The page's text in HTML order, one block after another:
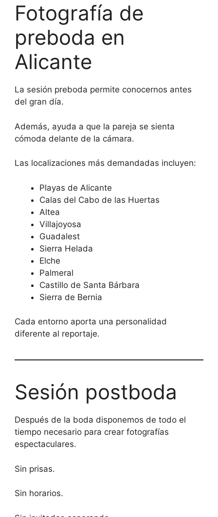
Fotografía de
preboda en
Alicante
La sesión preboda permite conocernos antes
del gran día.
Además, ayuda a que la pareja se sienta
cómoda delante de la cámara.
Las localizaciones más demandadas incluyen:
Playas de Alicante
Calas del Cabo de las Huertas
Altea
Villajoyosa
Guadalest
Sierra Helada
Elche
Palmeral
Castillo de Santa Bárbara
Sierra de Bernia
Cada entorno aporta una personalidad
diferente al reportaje.
Sesión postboda
Después de la boda disponemos de todo el
tiempo necesario para crear fotografías
espectaculares.
Sin prisas.
Sin horarios.